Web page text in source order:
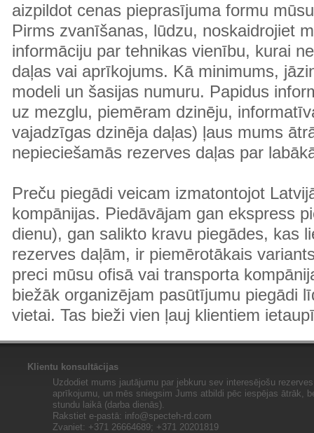
aizpildot cenas pieprasījuma formu
Pirms zvanīšanas, lūdzu, noskaidrojiet
informāciju par tehnikas vienību, kurai
daļas vai aprīkojums. Kā minimums,
modeli un šasijas numuru. Papidus
uz mezglu, piemēram dzinēju,
vajadzīgas dzinēja daļas) ļaus mums
nepieciešamās rezerves daļas par
Preču piegādi veicam izmatontojot
kompānijas. Piedāvājam gan ekspress
dienu), gan salikto kravu piegādes, kas
rezerves daļām, ir piemērotākais
preci mūsu ofisā vai transporta
biežāk organizējam pasūtījumu piegādi
vietai. Tas bieži vien ļauj klientiem
Klientu konsultācijas
Uzdodiet mums jautājumu par jebkuru sev interesējošu
aprīkojumu, un mēs sniegsim Jums atbildi pēc iespējas ātrāk,
stundu laikā (darba dienās).
Rakstiet e-pastā: info@specteh-rd.com
Zvaniet: +371 26664689; +371 20201819